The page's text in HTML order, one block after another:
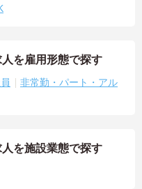
を雇用形態で探す
非常勤・パート・アル
を施設業態で探す